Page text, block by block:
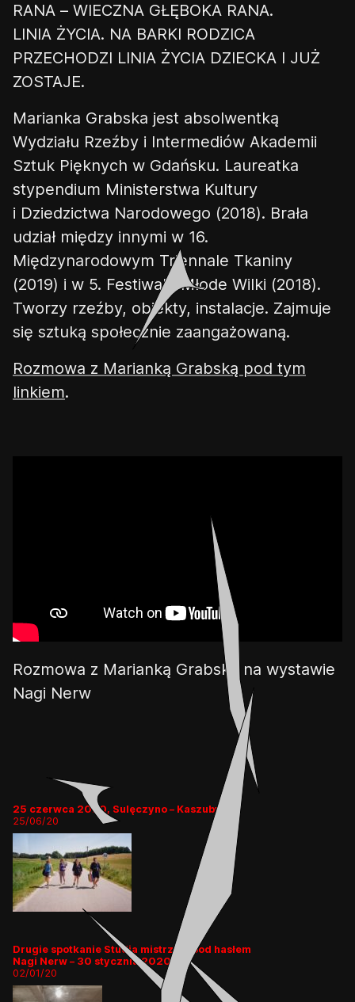
25 czerwca 2020, Sulęczyno – Kaszuby
25/06/20
Drugie spotkanie Studia mistrzyni pod hasłem
Nagi Nerw – 30 stycznia 2020
02/01/20
RANA – WIECZNA GŁĘBOKA RANA.
LINIA ŻYCIA. NA BARKI RODZICA
PRZECHODZI LINIA ŻYCIA DZIECKA I JUŻ
ZOSTAJE.
Marianka Grabska jest absolwentką
Wydziału Rzeźby i Intermediów Akademii
Sztuk Pięknych w Gdańsku. Laureatka
stypendium Ministerstwa Kultury
i Dziedzictwa Narodowego (2018). Brała
udział między innymi w 16.
Międzynarodowym Triennale Tkaniny
(2019) i w 5. Festiwalu Młode Wilki (2018).
Tworzy rzeźby, obiekty, instalacje. Zajmuje
się sztuką społecznie zaangażowaną.
Rozmowa z Marianką Grabską pod tym
linkiem.
Rozmowa z Marianką Grabską na wystawie
Nagi Nerw
👌